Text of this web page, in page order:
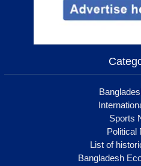
Sports
Political
List of
Bangladesh